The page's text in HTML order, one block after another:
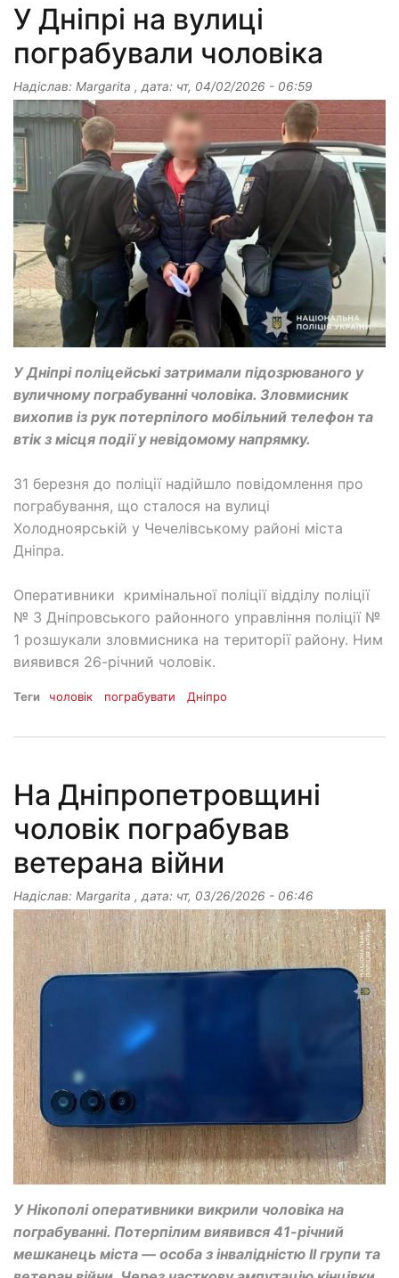
У Дніпрі на вулиці
пограбували чоловіка
Надіслав: Margarita , дата: чт, 04/02/2026 - 06:59
У Дніпрі поліцейські затримали підозрюваного у
вуличному пограбуванні чоловіка. Зловмисник
вихопив із рук потерпілого мобільний телефон та
втік з місця події у невідомому напрямку.
31 березня до поліції надійшло повідомлення про
пограбування, що сталося на вулиці
Холодноярській у Чечелівському районі міста
Дніпра.
Оперативники кримінальної поліції відділу поліції
№ 3 Дніпровського районного управління поліції №
1 розшукали зловмисника на території району. Ним
виявився 26-річний чоловік.
Теги чоловік пограбувати Дніпро
На Дніпропетровщині
чоловік пограбував
ветерана війни
Надіслав: Margarita , дата: чт, 03/26/2026 - 06:46
У Нікополі оперативники викрили чоловіка на
пограбуванні. Потерпілим виявився 41-річний
мешканець міста — особа з інвалідністю II групи та